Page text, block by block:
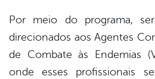
Por meio do programa,
direcionados aos Agentes
de Combate às Endemias
onde esses profissionais